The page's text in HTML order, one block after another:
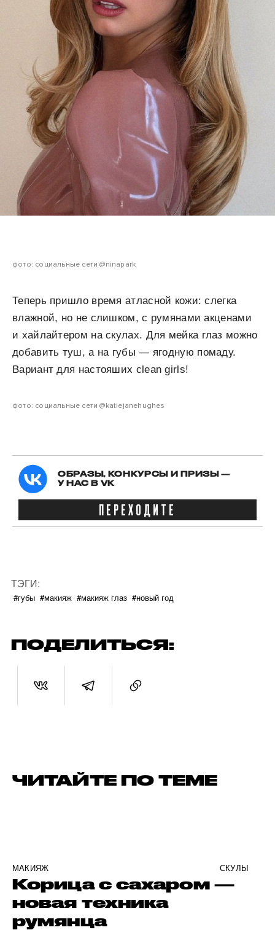
фото: социальные сети @ninapark
Теперь пришло время атласной кожи: слегка
влажной, но не слишком, с румянами акценами
и хайлайтером на скулах. Для мейка глаз можно
добавить туш, а на губы — ягодную помаду.
Вариант для настояших clean girls!
фото: социальные сети @katiejanehughes
ОБРАЗЫ, КОНКУРСЫ И ПРИЗЫ —
У НАС В VK
ПЕРЕХОДИТЕ
ТЭГИ:
#губы #макияж #макияж глаз #новый год
ПОДЕЛИТЬСЯ:
ЧИТАЙТЕ ПО ТЕМЕ
МАКИЯЖ СКУЛЫ
Корица с сахаром —
новая техника
румянца